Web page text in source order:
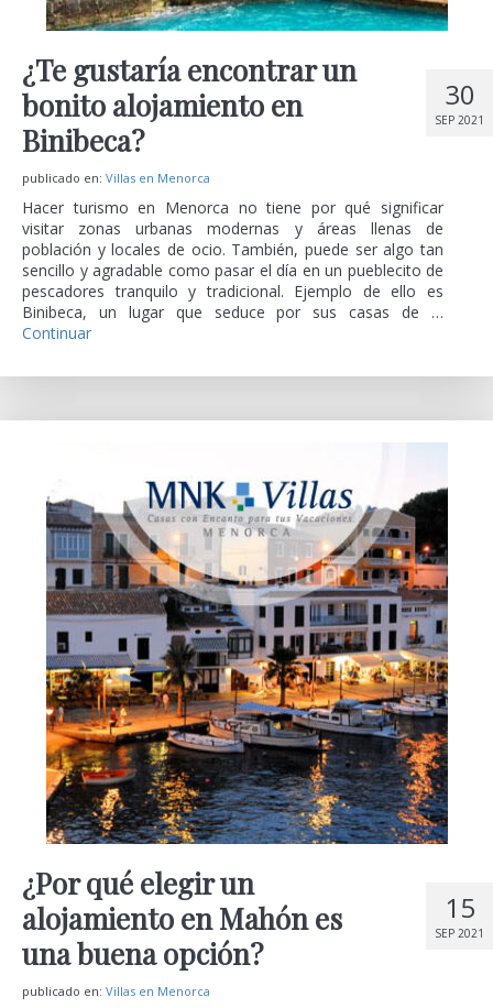
30
SEP 2021
¿Te gustaría encontrar un
bonito alojamiento en
Binibeca?
publicado en: Villas en Menorca
Hacer turismo en Menorca no tiene por qué significar
visitar zonas urbanas modernas y áreas llenas de
población y locales de ocio. También, puede ser algo tan
sencillo y agradable como pasar el día en un pueblecito de
pescadores tranquilo y tradicional. Ejemplo de ello es
Binibeca, un lugar que seduce por sus casas de …
Continuar
15
SEP 2021
¿Por qué elegir un
alojamiento en Mahón es
una buena opción?
publicado en: Villas en Menorca